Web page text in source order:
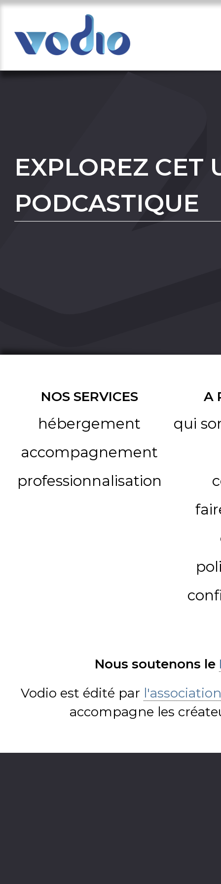
EXPLOREZ CET
PODCASTIQUE
NOS SERVICES
hébergement
accompagnement
professionnalisation
A
qui